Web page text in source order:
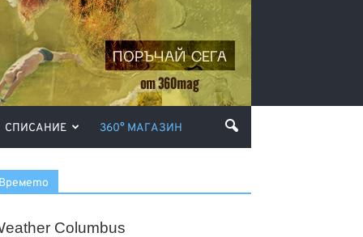
СПИСАНИЕ 360° МАГАЗИН